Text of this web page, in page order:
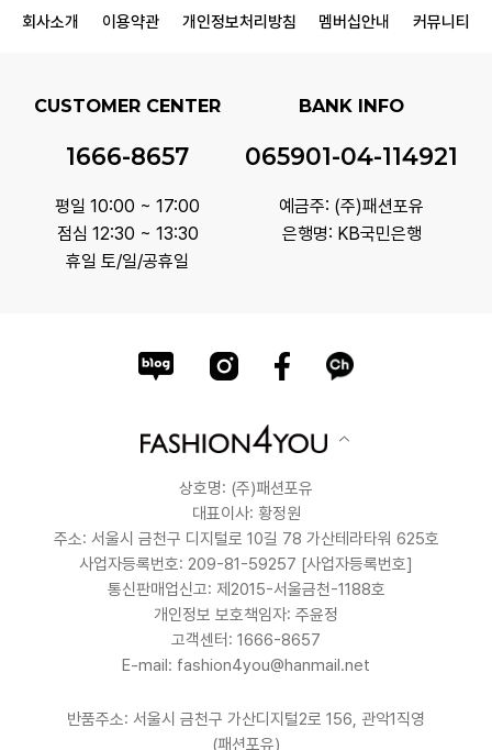
회사소개 이용약관 개인정보처리방침 멤버십안내 커뮤니티
CUSTOMER CENTER
1666-8657
평일 10:00 ~ 17:00
점심 12:30 ~ 13:30
휴일 토/일/공휴일
BANK INFO
065901-04-114921
예금주: (주)패션포유
은행명: KB국민은행
상호명: (주)패션포유
대표이사: 황정원
주소: 서울시 금천구 디지털로 10길 78 가산테라타워 625호
사업자등록번호: 209-81-59257 [사업자등록번호]
통신판매업신고: 제2015-서울금천-1188호
개인정보 보호책임자: 주윤정
고객센터: 1666-8657
E-mail: fashion4you@hanmail.net
반품주소: 서울시 금천구 가산디지털2로 156, 관악1직영
(패션포유)